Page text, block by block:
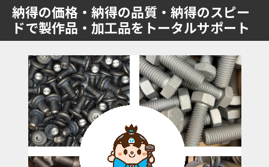
納得の価格・納得の品質・納得のスピー
ドで製作品・加工品をトータルサポート